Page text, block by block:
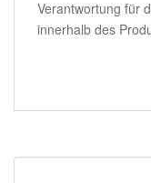
Verantwortung für
innerhalb des